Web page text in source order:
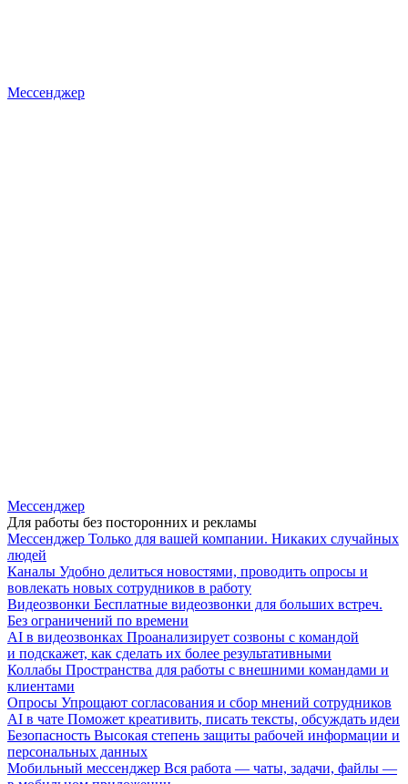
Мессенджер
Мессенджер
Для работы без посторонних и рекламы
Мессенджер Только для вашей компании. Никаких случайных
людей
Каналы Удобно делиться новостями, проводить опросы и
вовлекать новых сотрудников в работу
Видеозвонки Бесплатные видеозвонки для больших встреч.
Без ограничений по времени
AI в видеозвонках Проанализирует созвоны с командой
и подскажет, как сделать их более результативными
Коллабы Пространства для работы с внешними командами и
клиентами
Опросы Упрощают согласования и сбор мнений сотрудников
AI в чате Поможет креативить, писать тексты, обсуждать идеи
Безопасность Высокая степень защиты рабочей информации и
персональных данных
Мобильный мессенджер Вся работа — чаты, задачи, файлы —